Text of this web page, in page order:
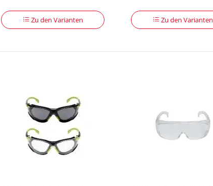
Zu den Varianten Zu den Varianten